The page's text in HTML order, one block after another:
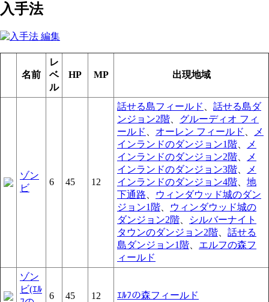
入手法
名前
レ
ベ
ル
HP MP 出現地域
ゾン
ビ
6 45 12
話せる島フィールド
話せる島ダ
ンジョン2階
グルーディオ フィ
ールド
オーレン フィールド
メ
インランドのダンジョン1階
メ
インランドのダンジョン2階
メ
インランドのダンジョン3階
メ
インランドのダンジョン4階
地
下通路
ウィンダウッド城のダン
ジョン1階
ウィンダウッド城の
ダンジョン2階
シルバーナイト
タウンのダンジョン2階
話せる
島ダンジョン1階
エルフの森フ
ィールド
ゾン
ビ(ｴﾙ
6 45 12 ｴﾙﾌの森フィールド